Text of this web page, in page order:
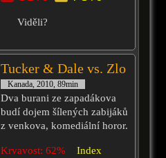
Viděli?
Tucker & Dale vs. Zlo
Kanada, 2010, 89min
Dva burani ze zapadákova
budí dojem šílených zabijáků
z venkova, komediální horor.
Krvavost: 62%
Index